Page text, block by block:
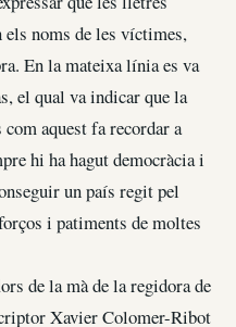
noms de les víctimes,
En la mateixa línia es va
el qual va indicar que la
aquest fa recordar a
hi ha hagut democràcia i
un país regit pel
i patiments de moltes
de la mà de la regidora de
Xavier Colomer-Ribot